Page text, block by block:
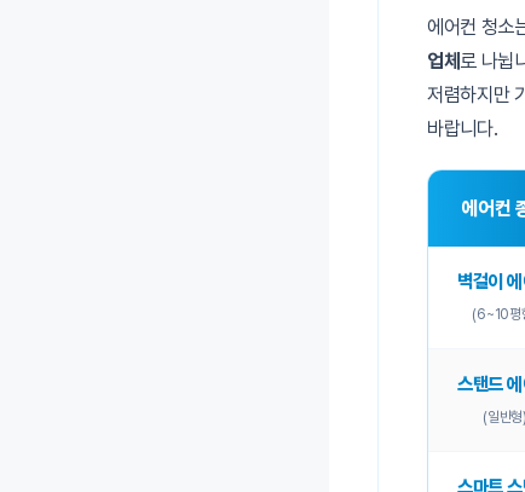
에어컨 청소
업체로 나뉩
저렴하지만
바랍니다.
에어컨
벽걸이
(6~10평
스탠드
(일반형)
스마트